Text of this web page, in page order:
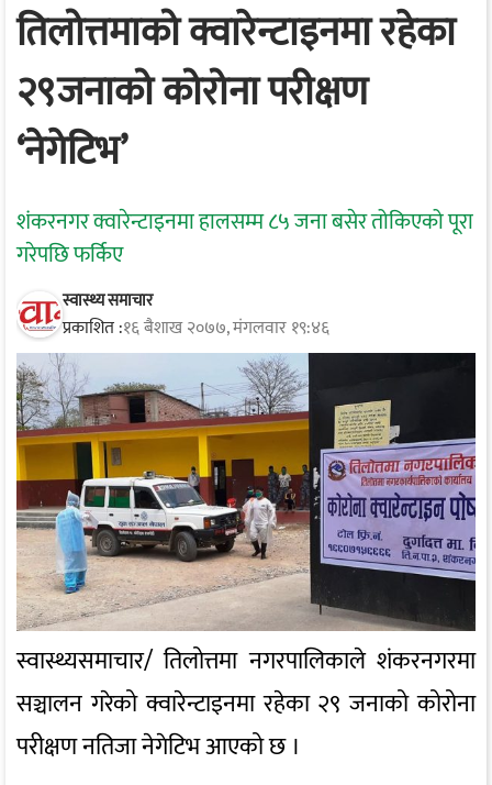
तिलोत्तमाको क्वारेन्टाइनमा रहेका
२९जनाको कोरोना परीक्षण
‘नेगेटिभ’
शंकरनगर क्वारेन्टाइनमा हालसम्म ८५ जना बसेर तोकिएको पूरा
गरेपछि फर्किए
स्वास्थ्य समाचार
प्रकाशित :१६ बैशाख २०७७, मंगलवार १९:४६
स्वास्थ्यसमाचार/ तिलोत्तमा नगरपालिकाले शंकरनगरमा
सञ्चालन गरेको क्वारेन्टाइनमा रहेका २९ जनाको कोरोना
परीक्षण नतिजा नेगेटिभ आएको छ ।